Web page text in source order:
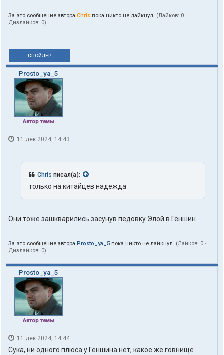
За это сообщение автора Chris пока никто не лайкнул. (Лайков: 0 ·
Дизлайков: 0)
СПОЙЛЕР
Prosto_ya_5
Автор темы
11 дек 2024, 14:43
Chris писал(а):
только на китайцев надежда
Они тоже зашкварились засунув педовку Элой в Геншин
За это сообщение автора Prosto_ya_5 пока никто не лайкнул. (Лайков: 0 ·
Дизлайков: 0)
Prosto_ya_5
Автор темы
11 дек 2024, 14:44
Сука, ни одного плюса у Геншина нет, какое же говнище